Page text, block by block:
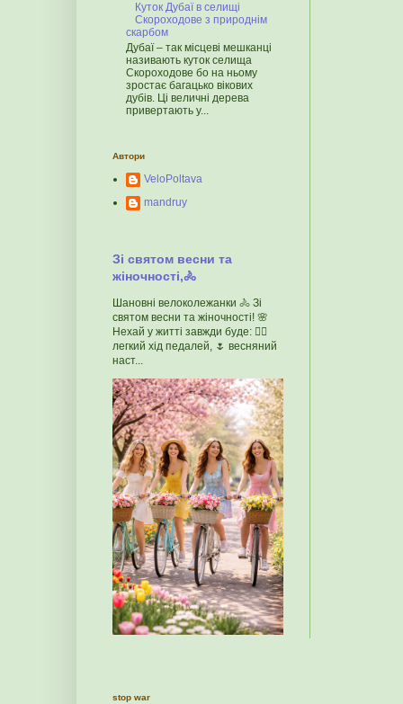
Куток Дубаї в селищі
Скороходове з природнім
скарбом
Дубаї – так місцеві мешканці
називають куток селища
Скороходове бо на ньому
зростає багацько вікових
дубів. Ці величні дерева
привертають у...
Автори
VeloPoltava
mandruy
Зі святом весни та
жіночності,🚴
Шановні велоколежанки 🚴 Зі
святом весни та жіночності! 🌸
Нехай у житті завжди буде: 🚴‍♀️
легкий хід педалей, 🌷 весняний
наст...
stop war